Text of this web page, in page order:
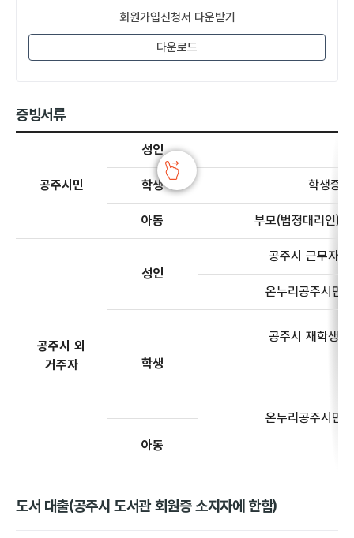
회원가입신청서 다운받기
다운로드
증빙서류
증빙서류 - 공주시민, 공주시 외 거주자에 대한 정보 제공
공주시민
성인
학생 학생증
아동 부모(법정대리인)
공주시 외
거주자
성인
공주시 근무자
온누리공주시민
학생
공주시 재학생
온누리공주시민
아동
도서 대출(공주시 도서관 회원증 소지자에 한함)